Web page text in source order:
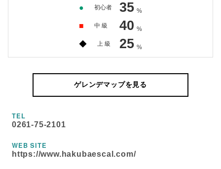
● 初心者 35 %
■ 中 級 40 %
◆ 上 級 25 %
ゲレンデマップを見る
TEL
0261-75-2101
WEB SITE
https://www.hakubaescal.com/